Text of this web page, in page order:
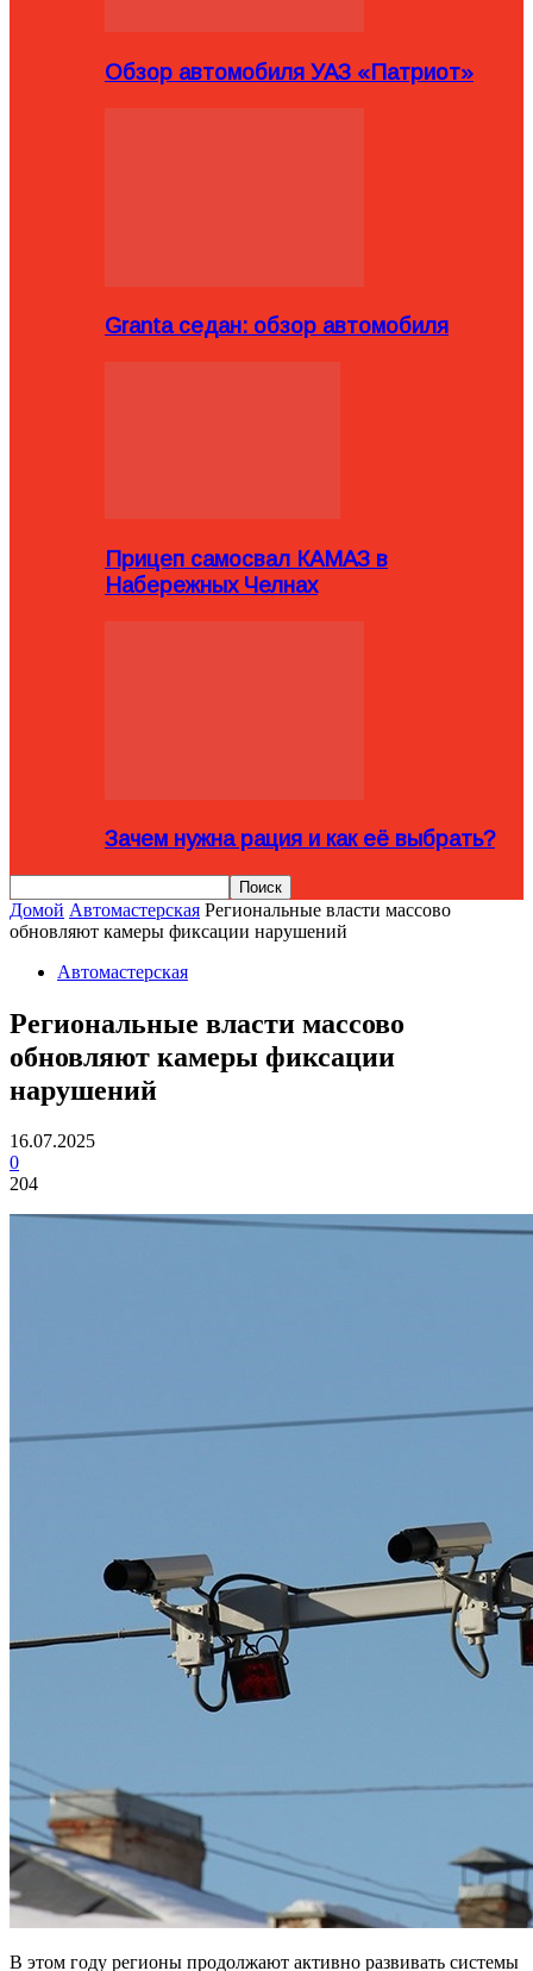
Обзор автомобиля УАЗ «Патриот»
Granta седан: обзор автомобиля
Прицеп самосвал КАМАЗ в
Набережных Челнах
Зачем нужна рация и как её выбрать?
Домой Автомастерская Региональные власти массово
обновляют камеры фиксации нарушений
Автомастерская
Региональные власти массово
обновляют камеры фиксации
нарушений
16.07.2025
0
204
В этом году регионы продолжают активно развивать системы